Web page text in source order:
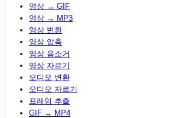
영상 → GIF
영상 → MP3
영상 변환
영상 압축
영상 음소거
영상 자르기
오디오 변환
오디오 자르기
프레임 추출
GIF → MP4